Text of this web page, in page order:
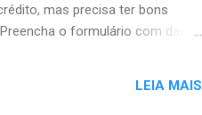
mas precisa ter bons
o formulário com dados
o sistema com dados
— isso também bloqueia
LEIA MAIS